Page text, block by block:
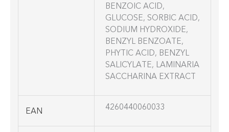
BENZOIC ACID,
GLUCOSE, SORBIC ACID,
SODIUM HYDROXIDE,
BENZYL BENZOATE,
PHYTIC ACID, BENZYL
SALICYLATE, LAMINARIA
SACCHARINA EXTRACT
EAN 4260440060033